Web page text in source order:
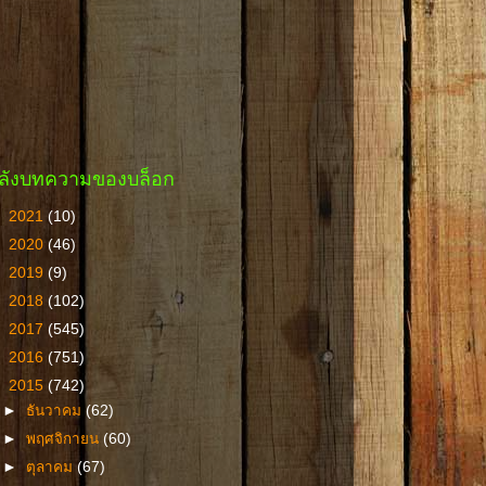
งบทความของบล็อก
2021 (10)
2020 (46)
2019 (9)
2018 (102)
2017 (545)
2016 (751)
2015 (742)
► ธันวาคม(62)
►พฤศจิกายน(60)
► ตุลาคม(67)